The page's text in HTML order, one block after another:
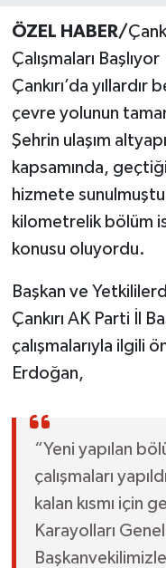
ÖZEL HABER/
Çalışmaları Başlıyor
Çankırı’da
çevre yolunun
Şehrin ulaşım
kapsamında,
hizmete
kilometrelik bölüm
konusu oluyordu.
Başkan ve
Çankırı AK Parti İl
çalışmalarıyla ilgili
Erdoğan,
“Yeni yapılan
çalışmaları
kalan kısmı için
Karayolları